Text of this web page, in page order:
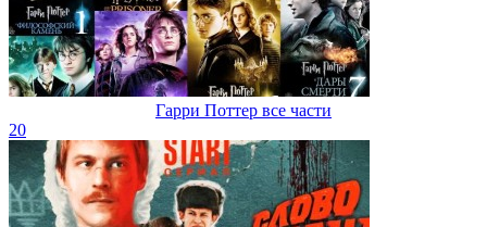
Гарри Поттер все части
20